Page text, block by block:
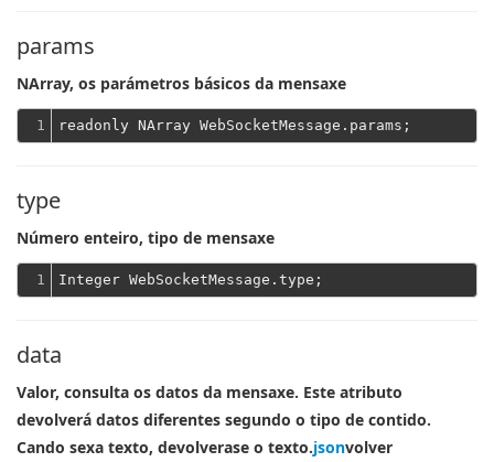
params
NArray, os parámetros básicos da mensaxe
1
type
Número enteiro, tipo de mensaxe
1
data
Valor, consulta os datos da mensaxe. Este atributo
devolverá datos diferentes segundo o tipo de contido.
Cando sexa texto, devolverase o texto.jsonvolver